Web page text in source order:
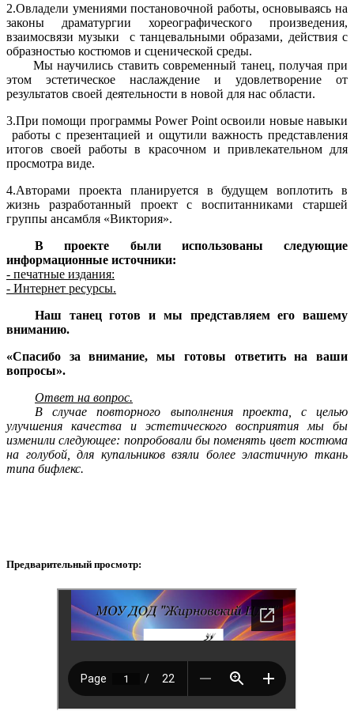
2.Овладели умениями постановочной работы, основываясь на
законы драматургии хореографического произведения,
взаимосвязи музыки с танцевальными образами, действия с
образностью костюмов и сценической среды.
Мы научились ставить современный танец, получая при
этом эстетическое наслаждение и удовлетворение от
результатов своей деятельности в новой для нас области.
3.При помощи программы Power Point освоили новые навыки
работы с презентацией и ощутили важность представления
итогов своей работы в красочном и привлекательном для
просмотра виде.
4.Авторами проекта планируется в будущем воплотить в
жизнь разработанный проект с воспитанниками старшей
группы ансамбля «Виктория».
В проекте были использованы следующие
информационные источники:
- печатные издания:
- Интернет ресурсы.
Наш танец готов и мы представляем его вашему
вниманию.
«Спасибо за внимание, мы готовы ответить на ваши
вопросы».
Ответ на вопрос.
В случае повторного выполнения проекта, с целью
улучшения качества и эстетического восприятия мы бы
изменили следующее: попробовали бы поменять цвет костюма
на голубой, для купальников взяли более эластичную ткань
типа бифлекс.
Предварительный просмотр: